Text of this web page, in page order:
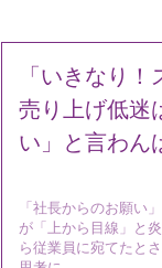
「いきなり
売り上げ低迷
い」と言わん
「社長からのお願い
が「上から目線」と
ら従業員に宛てたと